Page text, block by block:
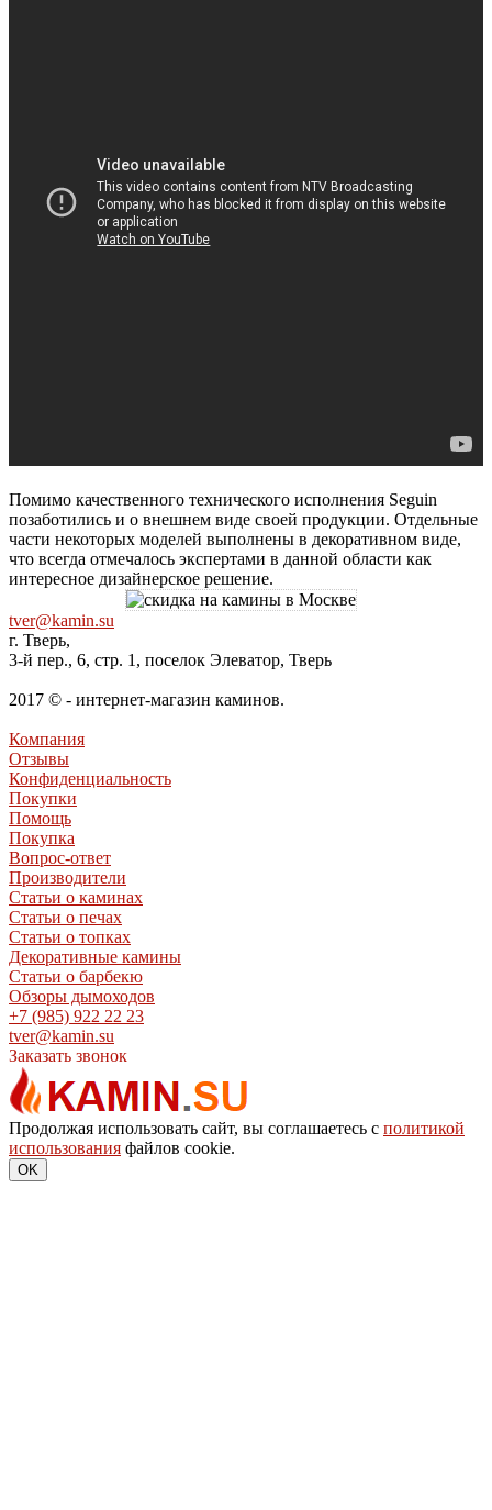
Помимо качественного технического исполнения Seguin
позаботились и о внешнем виде своей продукции. Отдельные
части некоторых моделей выполнены в декоративном виде,
что всегда отмечалось экспертами в данной области как
интересное дизайнерское решение.
tver@kamin.su
г. Тверь,
3-й пер., 6, стр. 1, поселок Элеватор, Тверь
2017 © - интернет-магазин каминов.
Компания
Отзывы
Конфиденциальность
Покупки
Помощь
Покупка
Вопрос-ответ
Производители
Статьи о каминах
Статьи о печах
Статьи о топках
Декоративные камины
Статьи о барбекю
Обзоры дымоходов
+7 (985) 922 22 23
tver@kamin.su
Заказать звонок
Продолжая использовать сайт, вы соглашаетесь с политикой
использования файлов cookie.
OK